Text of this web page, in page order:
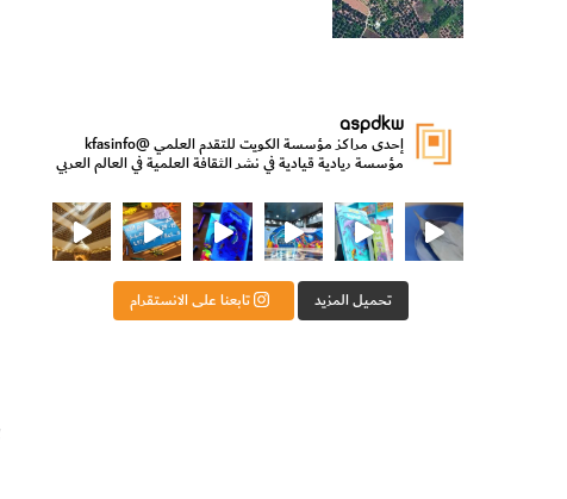
aspdkw
إحدى مراكز مؤسسة الكويت للتقدم العلمي@kfasinfo
مؤسسة ريادية قيادية في نشر الثقافة العلمية في العالم العربي
ووزير الدولة لشؤون الش
من الأعماق نكتشف ومن الكتب نتعلّم⁨ رجعنا! ما كنّا بعيد! مجهزين لكم كل جديد!⁩
تحميل المزيد تابعنا على الانستقرام